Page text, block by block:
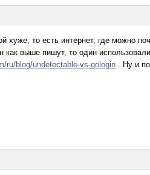
то есть интернет, где можно
выше пишут, то один
ru/blog/undetectable-vs-gologin . Ну и